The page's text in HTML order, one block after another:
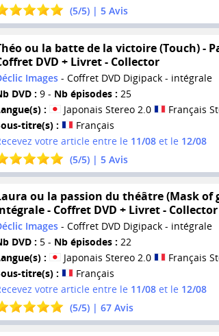
(5/5) | 5Avis
ou la batte de la victoire (Touch) -
DVD + Livret - Collector
Images- Coffret DVD Digipack - intégrale
DVD : 9 - Nb épisodes : 25
:
Japonais Stereo 2.0
Français
titre(s) :
Français
votre article entre le 11/08et le 12/08
(5/5) | 5Avis
ou la passion du théâtre (Mask of
- Coffret DVD + Livret - Collector
Images- Coffret DVD Digipack - intégrale
DVD : 5 - Nb épisodes : 22
:
Japonais Stereo 2.0
Français
titre(s) :
Français
votre article entre le 11/08et le 12/08
(5/5) | 67Avis